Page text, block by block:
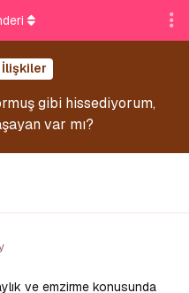
İlişkiler
gibi hissediyorum,
var mı?
ve emzirme konusunda